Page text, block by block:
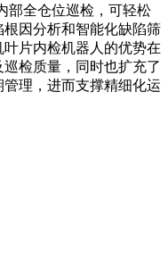
部全仓位巡检，可轻松
因分析和智能化缺陷筛
片内检机器人的优势在
检质量，同时也扩充了
理，进而支撑精细化运